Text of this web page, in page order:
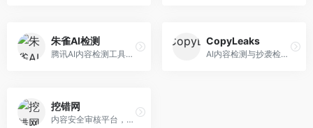
朱雀AI检测
腾讯AI内容检测工具，专注于中文内容识别。面向中文用户，提供AI内容检测、文本分析、报告生成等服务，中文检测专业。
CopyLeaks
AI内容检测与抄袭检测平台，专注于内容原创性验证。面向教育机构和出版商，提供AI检测、抄袭检测、多语言支持等服务，检测全面。
挖错网
内容安全审核平台，专注于违规内容检测。面向企业和平台，提供内容审核、敏感词检测、风险预警等服务，安全审核专业。